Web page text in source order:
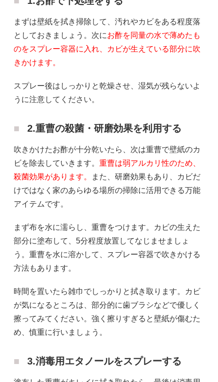
まずは壁紙を拭き掃除して、汚れやカビをある程度落
としておきましょう。次にお酢を同量の水で薄めたも
のをスプレー容器に入れ、カビが生えている部分に吹
きかけます。
スプレー後はしっかりと乾燥させ、湿気が残らないよ
うに注意してください。
2.重曹の殺菌・研磨効果を利用する
吹きかけたお酢が十分乾いたら、次は重曹で壁紙のカ
ビを除去していきます。 重曹は弱アルカリ性のため、
殺菌効果があります。
また、研磨効果もあり、カビだ
けではなく家のあらゆる場所の掃除に活用できる万能
アイテムです。
まず布を水に濡らし、重曹をつけます。カビの生えた
部分に塗布して、5分程度放置してなじませましょ
う。重曹を水に溶かして、スプレー容器で吹きかける
方法もあります。
時間を置いたら雑巾でしっかりと拭き取ります。カビ
が気になるところは、部分的に歯ブラシなどで優しく
擦ってみてください。強く擦りすぎると壁紙が傷むた
め、慎重に行いましょう。
3.消毒用エタノールをスプレーする